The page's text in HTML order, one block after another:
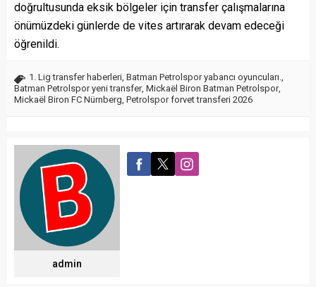
doğrultusunda eksik bölgeler için transfer çalışmalarına
önümüzdeki günlerde de vites artırarak devam edeceği
öğrenildi.
1. Lig transfer haberleri, Batman Petrolspor yabancı oyuncuları.,
Batman Petrolspor yeni transfer, Mickaël Biron Batman Petrolspor,
Mickaël Biron FC Nürnberg, Petrolspor forvet transferi 2026
admin